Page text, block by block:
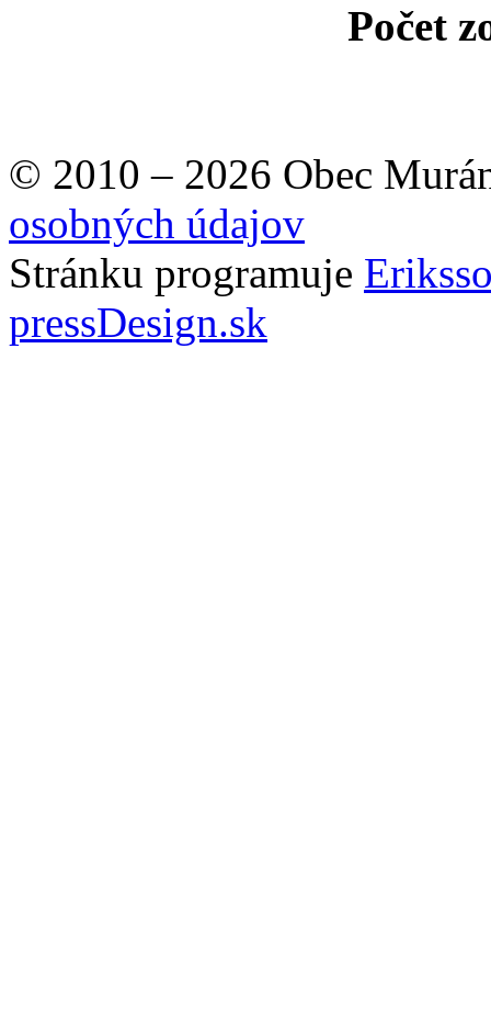
Počet
© 2010 – 2026 Obec
osobných údajov
Stránku programuje
pressDesign.sk